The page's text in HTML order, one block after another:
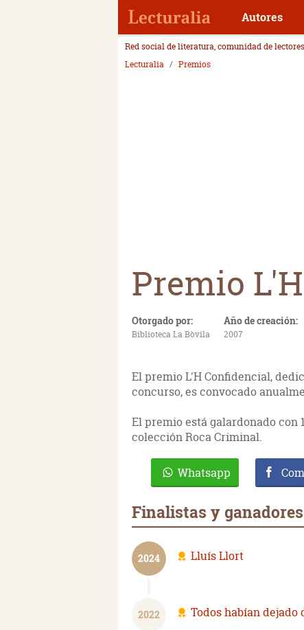
Autores
Red social de literatura, comunidad de
Lecturalia
Premios
Premio
Otorgado por:
Biblioteca La Bòvila
Año de creación:
2007
El premio L'H Confidencial,
concurso, es convocado
El premio está galardonado con
colección Roca Criminal.
Whatsapp
Finalistas y
2024 Lluís Llort
2022 Todos habían dejado